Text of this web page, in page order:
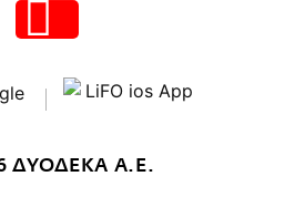
ΔΥΟΔΕΚΑ Α.Ε.